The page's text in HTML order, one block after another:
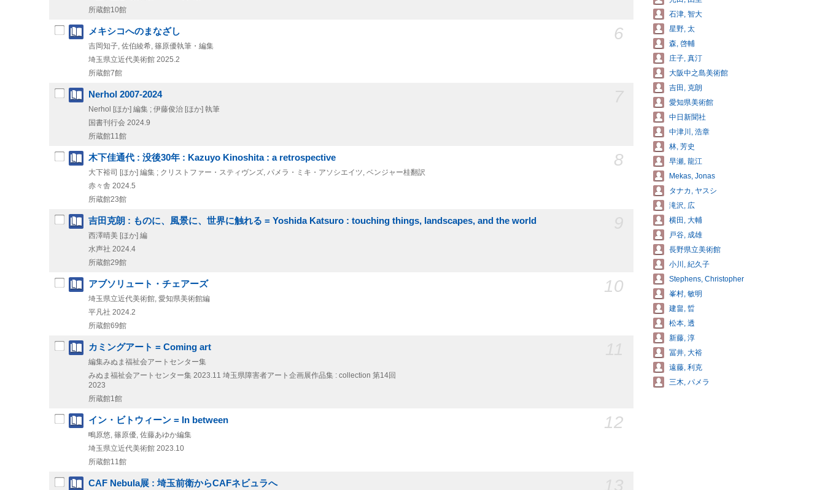
所蔵館10館
6
メキシコへのまなざし
吉岡知子, 佐伯綾希, 篠原優執筆・編集
埼玉県立近代美術館 2025.2
所蔵館7館
Nerhol 2007-2024
Nerhol [ほか] 編集 ; 伊藤俊治 [ほか] 執筆
国書刊行会 2024.9
所蔵館11館
8
木下佳通代 : 没後30年 : Kazuyo Kinoshita : a retrospective
大下裕司 [ほか] 編集 ; クリストファー・スティヴンズ, パメラ・ミキ・アソシエイツ, ベンジャー桂翻訳
赤々舎 2024.5
所蔵館23館
吉田克朗 : ものに、風景に、世界に触れる = Yoshida Katsuro : touching things, landscapes, and the world
西澤晴美 [ほか] 編
水声社 2024.4
所蔵館29館
10
アブソリュート・チェアーズ
埼玉県立近代美術館, 愛知県美術館編
平凡社 2024.2
所蔵館69館
カミングアート = Coming art
編集みぬま福祉会アートセンター集
みぬま福祉会アートセンター集 2023.11 埼玉県障害者アート企画展作品集 : collection 第14回
2023
所蔵館1館
12
イン・ビトウィーン = In between
鴫原悠, 篠原優, 佐藤あゆか編集
埼玉県立近代美術館 2023.10
所蔵館11館
CAF Nebula展 : 埼玉前衛からCAFネビュラへ
石津, 智大
星野, 太
森, 啓輔
庄子, 真汀
大阪中之島美術館
吉田, 克朗
愛知県美術館
中日新聞社
中津川, 浩章
林, 芳史
早瀬, 龍江
Mekas, Jonas
タナカ, ヤスシ
滝沢, 広
横田, 大輔
戸谷, 成雄
長野県立美術館
小川, 紀久子
Stephens, Christopher
峯村, 敏明
建畠, 晢
松本, 透
新藤, 淳
冨井, 大裕
遠藤, 利克
三木, パメラ